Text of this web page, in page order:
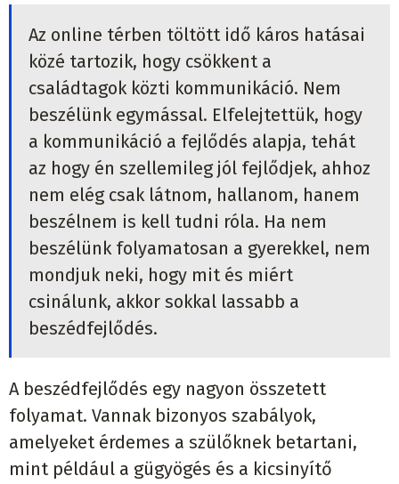
Az online térben töltött idő káros hatásai
közé tartozik, hogy csökkent a
családtagok közti kommunikáció. Nem
beszélünk egymással. Elfelejtettük, hogy
a kommunikáció a fejlődés alapja, tehát
az hogy én szellemileg jól fejlődjek, ahhoz
nem elég csak látnom, hallanom, hanem
beszélnem is kell tudni róla. Ha nem
beszélünk folyamatosan a gyerekkel, nem
mondjuk neki, hogy mit és miért
csinálunk, akkor sokkal lassabb a
beszédfejlődés.
A beszédfejlődés egy nagyon összetett
folyamat. Vannak bizonyos szabályok,
amelyeket érdemes a szülőknek betartani,
mint például a gügyögés és a kicsinyítő